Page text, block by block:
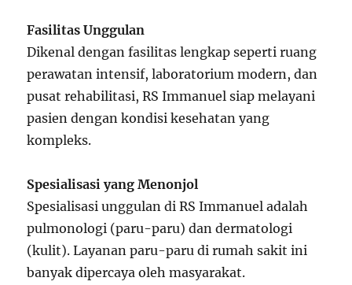
Fasilitas Unggulan
Dikenal dengan fasilitas lengkap seperti ruang
perawatan intensif, laboratorium modern, dan
pusat rehabilitasi, RS Immanuel siap melayani
pasien dengan kondisi kesehatan yang
kompleks.
Spesialisasi yang Menonjol
Spesialisasi unggulan di RS Immanuel adalah
pulmonologi (paru-paru) dan dermatologi
(kulit). Layanan paru-paru di rumah sakit ini
banyak dipercaya oleh masyarakat.